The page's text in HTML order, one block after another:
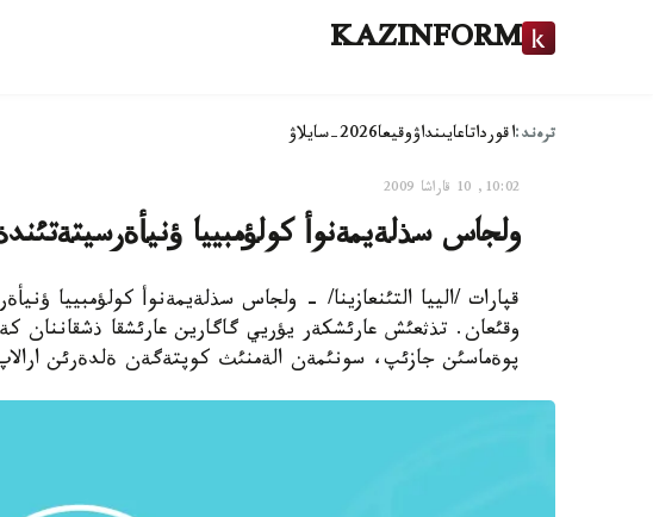
KAZINFORM
ترەند:اقورداتاعايىنداۋوقيعا2026-سايلاۋ
10:02, 10 قاراشا 2009
ولجاس سذلةيمةنوأ كولؤمبييا
وقئعان. تذثعئش عارئشكةر يؤريي گاگارين عارئشقا ذشقاننان
پوةماسئن جازئپ، سونئمةن الةمنئث كوپتةگةن ةلدةرئن